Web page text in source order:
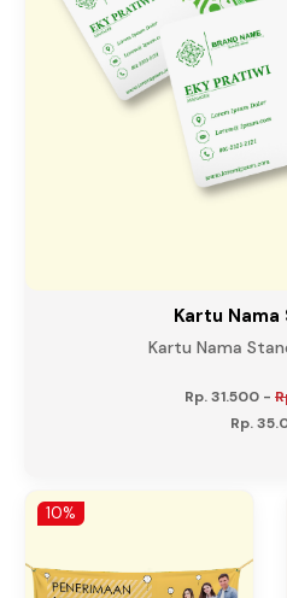
Kartu
Kartu Nama
Rp. 31.500 -
Rp.
10%